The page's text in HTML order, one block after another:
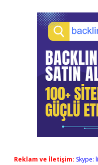
Reklam ve İletişim: Skype: